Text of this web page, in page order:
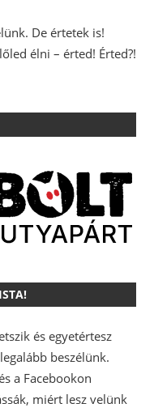
De értetek is!
élni – érted! Érted?!
és egyetértesz
beszélünk.
a Facebookon
miért lesz velünk